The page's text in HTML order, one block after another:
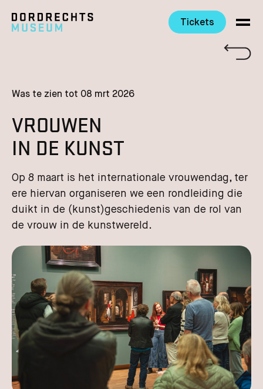
Tickets
Was te zien tot 08 mrt 2026
VROUWEN
IN DE KUNST
Op 8 maart is het internationale vrouwendag, ter
ere hiervan organiseren we een rondleiding die
duikt in de (kunst)geschiedenis van de rol van
de vrouw in de kunstwereld.